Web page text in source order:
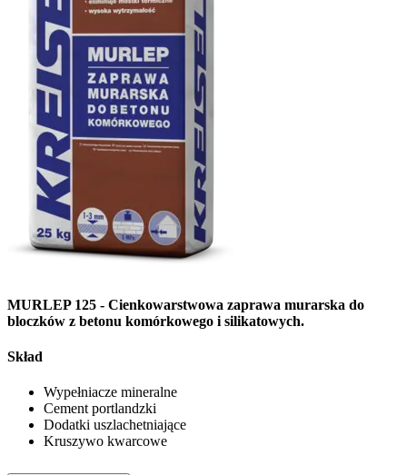
MURLEP 125 - Cienkowarstwowa zaprawa murarska do
bloczków z betonu komórkowego i silikatowych.
Skład
Wypełniacze mineralne
Cement portlandzki
Dodatki uszlachetniające
Kruszywo kwarcowe